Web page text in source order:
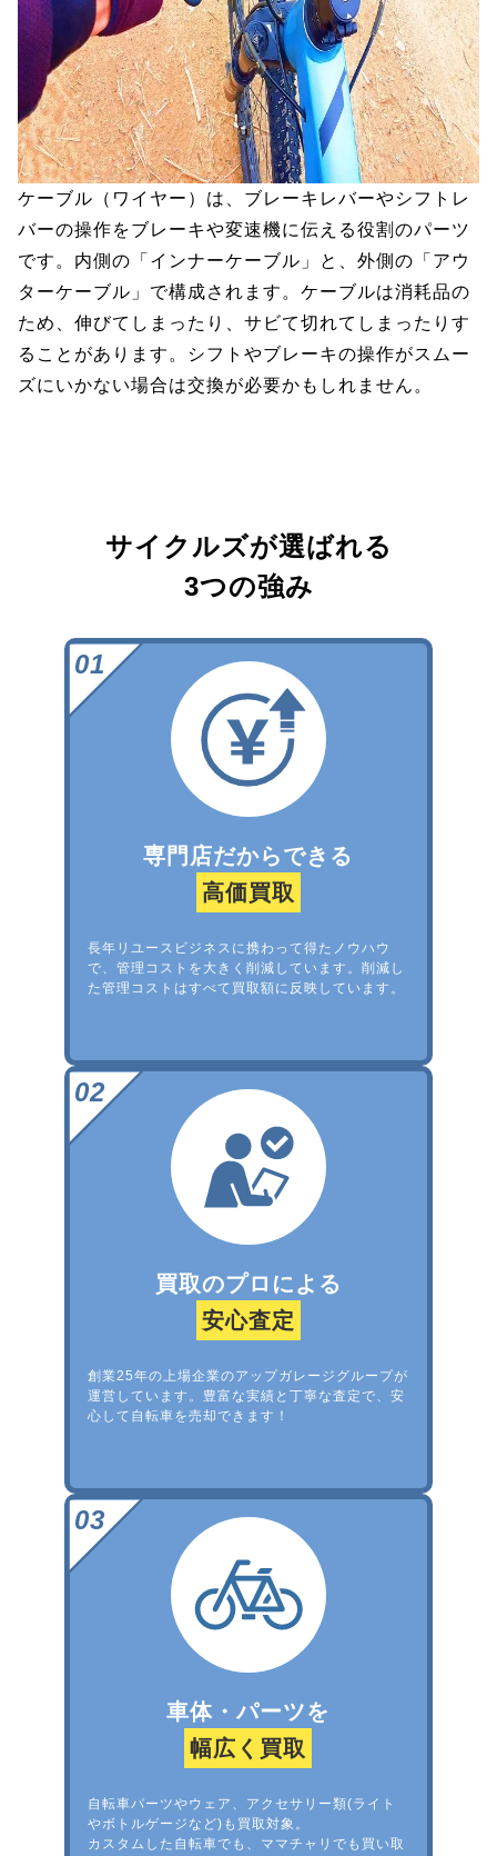
ケーブル（ワイヤー）は、ブレーキレバーやシフトレ
バーの操作をブレーキや変速機に伝える役割のパーツ
です。内側の「インナーケーブル」と、外側の「アウ
ターケーブル」で構成されます。ケーブルは消耗品の
ため、伸びてしまったり、サビて切れてしまったりす
ることがあります。シフトやブレーキの操作がスムー
ズにいかない場合は交換が必要かもしれません。
サイクルズが選ばれる
3つの強み
専門店だからできる
高価買取
長年リユースビジネスに携わって得たノウハウ
で、管理コストを大きく削減しています。削減し
た管理コストはすべて買取額に反映しています。
買取のプロによる
安心査定
創業25年の上場企業のアップガレージグループが
運営しています。豊富な実績と丁寧な査定で、安
心して自転車を売却できます！
車体・パーツを
幅広く買取
自転車パーツやウェア、アクセサリー類(ライト
やボトルゲージなど)も買取対象。
カスタムした自転車でも、ママチャリでも買い取